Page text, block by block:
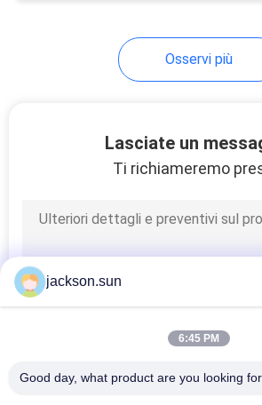
Insieme
collaudo del
Osservi più
Lasciate un
Ti richiameremo
jackson.sun
6:45 PM
Good day, what product are you looking